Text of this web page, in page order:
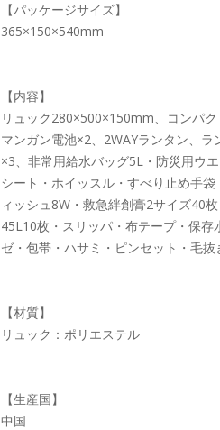
【パッケージサイズ】
365×150×540mm
【内容】
リュック280×500×150mm、コンパ
マンガン電池×2、2WAYランタン、
×3、非常用給水バッグ5L・防災用ウ
シート・ホイッスル・すべり止め手
ィッシュ8W・救急絆創膏2サイズ40
45L10枚・スリッパ・布テープ・保
ゼ・包帯・ハサミ・ピンセット・毛
【材質】
リュック：ポリエステル
【生産国】
中国